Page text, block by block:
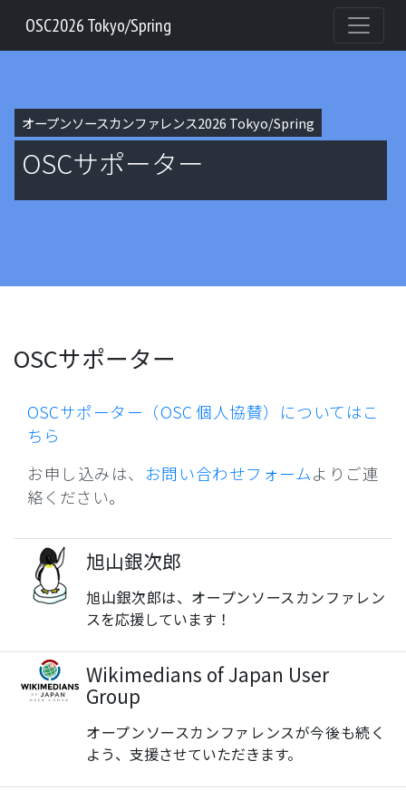
OSC2026 Tokyo/Spring
オープンソースカンファレンス2026 Tokyo/Spring
OSCサポーター
OSCサポーター
OSCサポーター（OSC 個人協賛）についてはこ
ちら
お申し込みは、 お問い合わせフォームよりご連
絡ください。
旭山銀次郎
旭山銀次郎は、オープンソースカンファレン
スを応援しています！
Wikimedians of Japan User
Group
オープンソースカンファレンスが今後も続く
よう、支援させていただきます。